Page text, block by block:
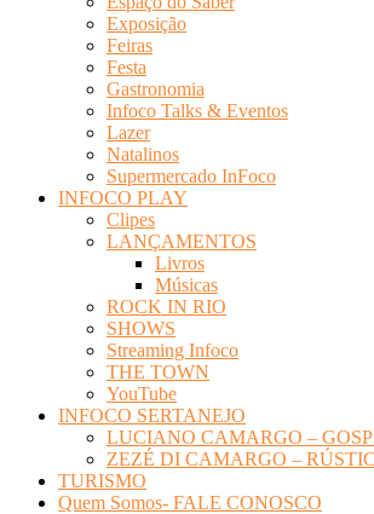
Exposição
Feiras
Festa
Gastronomia
Infoco Talks & Eventos
Lazer
Natalinos
Supermercado InFoco
INFOCO PLAY
Clipes
LANÇAMENTOS
Livros
Músicas
ROCK IN RIO
SHOWS
Streaming Infoco
THE TOWN
YouTube
INFOCO SERTANEJO
LUCIANO CAMARGO –
ZEZÉ DI CAMARGO –
TURISMO
Quem Somos- FALE CONOSCO